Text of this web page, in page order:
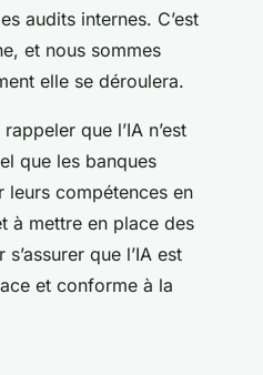
audits internes. C’est
et nous sommes
elle se déroulera.
que l’IA n’est
que les banques
leurs compétences en
à mettre en place des
que l’IA est
et conforme à la